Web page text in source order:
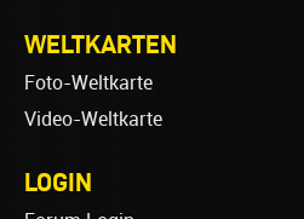
WELTKARTEN
Foto-Weltkarte
Video-Weltkarte
LOGIN